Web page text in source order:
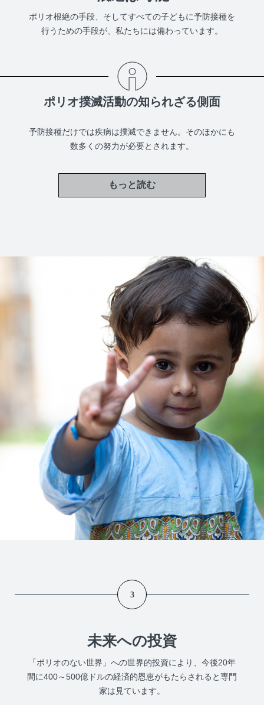
ポリオ根絶の手段、そしてすべての子どもに予防接種を
行うための手段が、私たちには備わっています。
ポリオ撲滅活動の知られざる側面
予防接種だけでは疾病は撲滅できません。そのほかにも
数多くの努力が必要とされます。
もっと読む
3
未来への投資
「ポリオのない世界」への世界的投資により、今後20年
間に400～500億ドルの経済的恩恵がもたらされると専門
家は見ています。